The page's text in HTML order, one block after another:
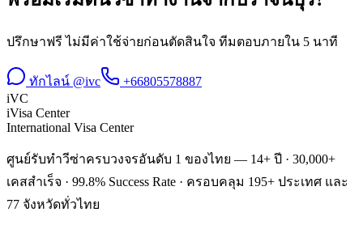
ปรึกษาฟรี ไม่มีค่าใช้จ่ายก่อนตัดสินใจ ทีมตอบภายใน 5 นาที
ทักไลน์ @ivc
+66805578887
iVC
iVisa Center
International Visa Center
ศูนย์รับทำวีซ่าครบวงจรอันดับ 1 ของไทย — 14+ ปี · 30,000+
เคสสำเร็จ · 99.8% Success Rate · ครอบคลุม 195+ ประเทศ และ
77 จังหวัดทั่วไทย